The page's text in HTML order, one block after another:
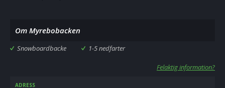
Om Myrebobacken
Snowboardbacke 1-5 nedfarter
Felaktig information?
ADRESS